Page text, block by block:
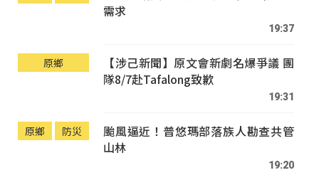
需求
19:37
原鄉
【涉己新聞】原文會新劇名爆爭議 團
隊8/7赴Tafalong致歉
19:31
原鄉 防災
颱風逼近！普悠瑪部落族人勘查共管
山林
19:20